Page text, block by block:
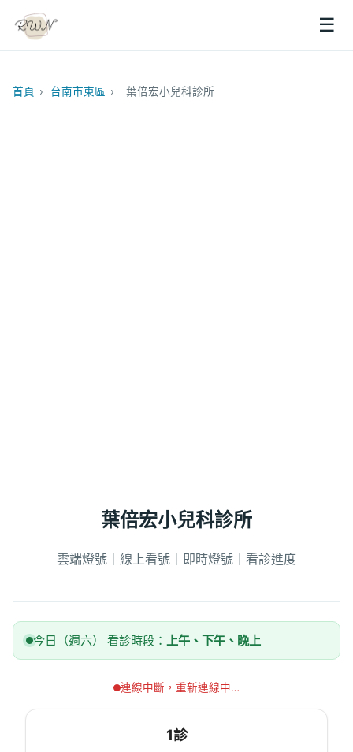
☰
首頁 › 台南市東區 › 葉倍宏小兒科診所
葉倍宏小兒科診所
雲端燈號｜線上看號｜即時燈號｜看診進度
今日（週六） 看診時段： 上午、下午、晚上
連線中斷，重新連線中…
1診